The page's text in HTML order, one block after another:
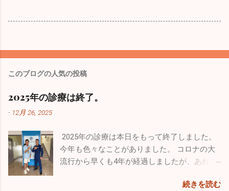
このブログの人気の投稿
2025年の診療は終了。
- 12月 26, 2025
2025年の診療は本日をもって終了しました。
今年も色々なことがありました。 コロナの大
流行から早くも4年が経過しましたが、あれか
あります。日本人の抵抗力が落ちちゃったの
続きを読む